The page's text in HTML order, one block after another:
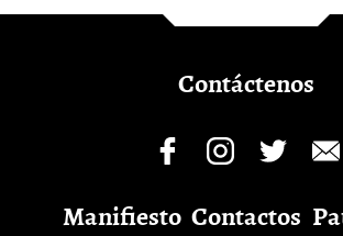
Contáctenos
Manifiesto Contactos